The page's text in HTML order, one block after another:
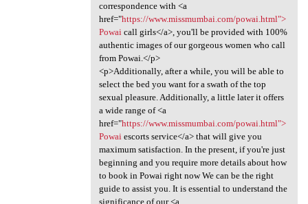
correspondence with <a
href="https://www.missmumbai.com/powai.html">
Powaicall girls</a>, you'll be provided with 100%
authentic images of our gorgeous women who call
from Powai.</p>
<p>Additionally, after a while, you will be able to
select the bed you want for a swath of the top
sexual pleasure. Additionally, a little later it offers
a wide range of <a
href="https://www.missmumbai.com/powai.html">
Powaiescorts service</a> that will give you
maximum satisfaction. In the present, if you're just
beginning and you require more details about how
to book in Powai right now We can be the right
guide to assist you. It is essential to understand the
significance of our <a